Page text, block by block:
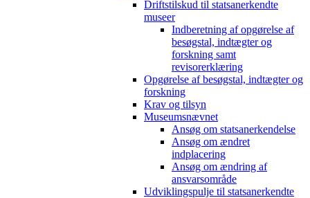
Driftstilskud til statsanerkendte
museer
Indberetning af opgørelse af
besøgstal, indtægter og
forskning samt
revisorerklæring
Opgørelse af besøgstal, indtægter og
forskning
Krav og tilsyn
Museumsnævnet
Ansøg om statsanerkendelse
Ansøg om ændret
indplacering
Ansøg om ændring af
ansvarsområde
Udviklingspulje til statsanerkendte